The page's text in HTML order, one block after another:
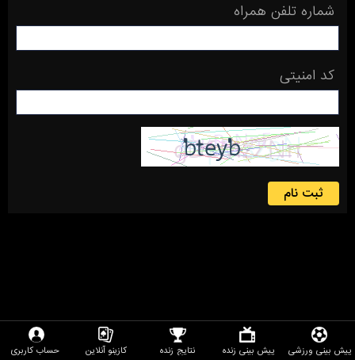
شماره تلفن همراه
کد امنیتی
ثبت نام
پیش بینی ورزشی پیش بینی زنده نتایج زنده کازینو آنلاین حساب کاربری